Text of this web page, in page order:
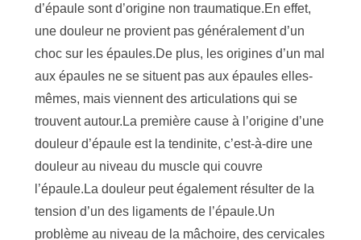
d’épaule sont d’origine non traumatique.En effet,
une douleur ne provient pas généralement d’un
choc sur les épaules.De plus, les origines d’un mal
aux épaules ne se situent pas aux épaules elles-
mêmes, mais viennent des articulations qui se
trouvent autour.La première cause à l’origine d’une
douleur d’épaule est la tendinite, c’est-à-dire une
douleur au niveau du muscle qui couvre
l’épaule.La douleur peut également résulter de la
tension d’un des ligaments de l’épaule.Un
problème au niveau de la mâchoire, des cervicales